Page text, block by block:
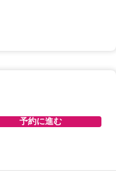
予約に進む